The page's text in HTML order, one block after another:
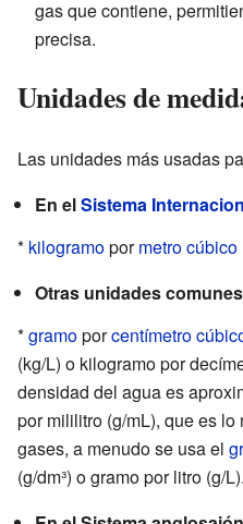
gas que contiene,
precisa.
Unidades de
Las unidades más usadas
En elSistema
* kilogramopormetro cúbico
Otras unidades
*gramoporcentímetro
(kg/L) o kilogramo por
densidad del agua es
por mililitro (g/mL), que es lo
gases, a menudo se usa el
(g/dm³) o gramo por litro (g/L).